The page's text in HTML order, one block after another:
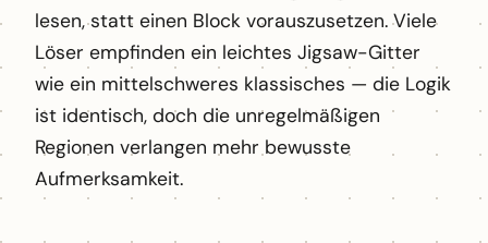
lesen, statt einen Block vorauszusetzen. Viele
Löser empfinden ein leichtes Jigsaw-Gitter
wie ein mittelschweres klassisches — die Logik
ist identisch, doch die unregelmäßigen
Regionen verlangen mehr bewusste
Aufmerksamkeit.